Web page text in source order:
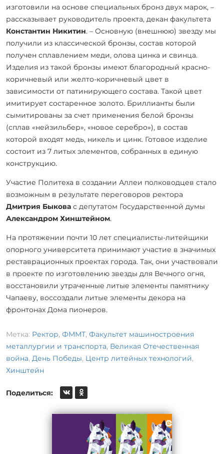
изготовили на основе специальных бронз двух марок, –
рассказывает руководитель проекта, декан факультета
Константин Никитин. – Основную (внешнюю) звезду мы
получили из классической бронзы, состав которой
получен сплавлением меди, олова цинка и свинца.
Изделия из такой бронзы имеют благородный красно-
коричневый или желто-коричневый цвет в
зависимости от патинирующего состава. Такой цвет
имитирует состаренное золото. Бриллианты были
сымитированы за счет применения белой бронзы
(сплав «нейзильбер», «новое серебро»), в состав
которой входят медь, никель и цинк. Готовое изделие
состоит из 7 литых элементов, собранных в единую
конструкцию.
Участие Политеха в создании Аллеи полководцев стало
возможным в результате переговоров ректора
Дмитрия Быкова с депутатом Государственной думы
Александром Хинштейном.
На протяжении почти 10 лет специалисты-литейщики
опорного университета принимают участие в значимых
реставрационных проектах города. Так, они участвовали
в проекте по изготовлению звезды для Вечного огня,
восстановили утраченные литые элементы памятнику
Чапаеву, воссоздали литые элементы декора на
фронтонах Дома пионеров.
Метка: Ректор, ФММТ, Факультет машиностроения
металлургии и транспорта, Великая Отечественная
война, День Победы, Центр литейных технологий,
Хинштейн
Поделиться: